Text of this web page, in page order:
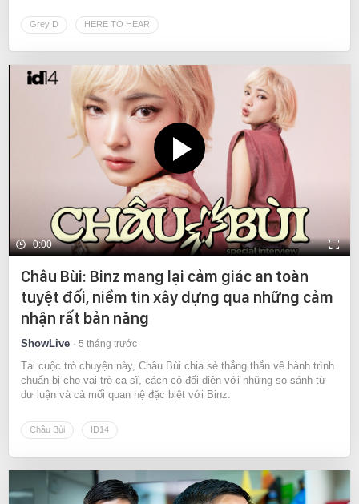
Grey D HERE TO HEAR
0:00
Châu Bùi: Binz mang lại cảm giác an toàn
tuyệt đối, niềm tin xây dựng qua những cảm
nhận rất bản năng
ShowLive 5 tháng trước
Tại cuộc trò chuyện này, Châu Bùi chia sẻ thẳng thắn về hành trình
chuẩn bị cho vai trò ca sĩ, cách cô đối diện với những so sánh từ
dư luận và cả mối quan hệ đặc biệt với Binz.
Châu Bùi ID14